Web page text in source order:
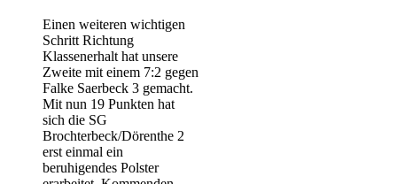
Einen weiteren wichtigen
Schritt Richtung
Klassenerhalt hat unsere
Zweite mit einem 7:2 gegen
Falke Saerbeck 3 gemacht.
Mit nun 19 Punkten hat
sich die SG
Brochterbeck/Dörenthe 2
erst einmal ein
beruhigendes Polster